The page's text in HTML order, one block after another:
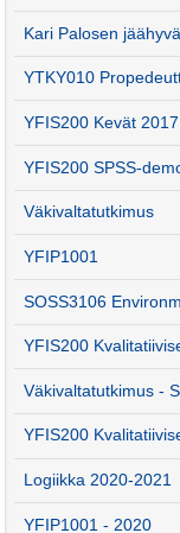
Kari Palosen
YTKY010
YFIS200 Kevät 2017
YFIS200 SPSS-
Väkivaltatutkimus
YFIP1001
SOSS3106
YFIS200
Väkivaltatutkimus -
YFIS200
Logiikka 2020-2021
YFIP1001 - 2020